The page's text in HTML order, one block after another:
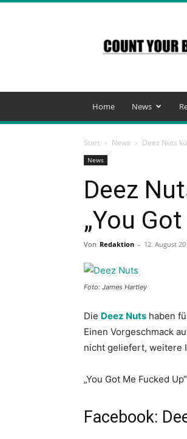
Home News
Start News Deez Nuts
News
Deez
„You
Von Redaktion - 12. August
Foto: James Hartley
Die Deez Nuts haben
Einen Vorgeschmack
nicht geliefert, weitere
„You Got Me Fucked
Facebook: